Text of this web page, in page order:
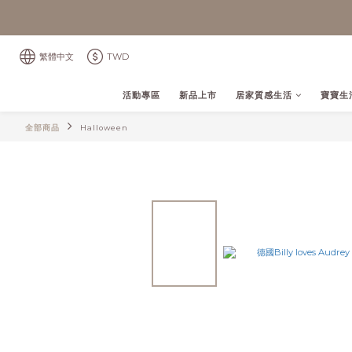
繁體中文 TWD
活動專區 新品上市 居家質感生活 寶寶生
全部商品 Halloween